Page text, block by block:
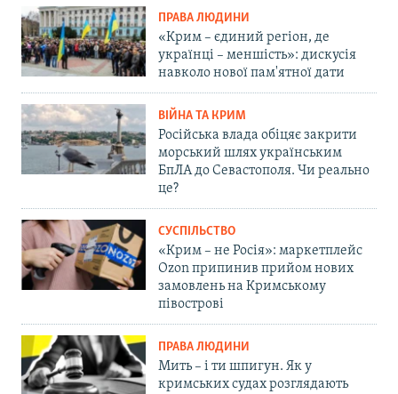
ПРАВА ЛЮДИНИ
«Крим – єдиний регіон, де
українці – меншість»: дискусія
навколо нової пам'ятної дати
ВІЙНА ТА КРИМ
Російська влада обіцяє закрити
морський шлях українським
БпЛА до Севастополя. Чи реально
це?
СУСПІЛЬСТВО
«Крим – не Росія»: маркетплейс
Ozon припинив прийом нових
замовлень на Кримському
півострові
ПРАВА ЛЮДИНИ
Мить – і ти шпигун. Як у
кримських судах розглядають